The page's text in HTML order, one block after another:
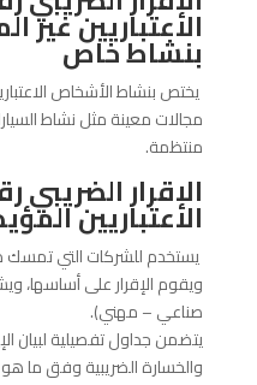
الاعتباريين غير
بنشاط خاص
يختص بنشاط الأشخاص
مجالات معينة مثل نشاط
منتظمة.
الاعتباريين
يستخدم للشركات التي تمسك
ويقوم الإقرار على أساسها،
صناعي – مهني).
يتضمن جداول تفصيلية لبيان
والخسارة الضريبية وفق ما